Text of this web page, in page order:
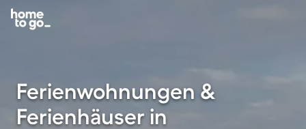
Ferienwohnungen &
Ferienhäuser in